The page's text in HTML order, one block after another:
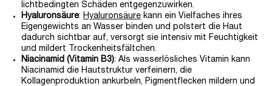
lichtbedingten Schäden entgegenzuwirken.
Hyaluronsäure: Hyaluronsäure kann ein Vielfaches ihres
Eigengewichts an Wasser binden und polstert die Haut
dadurch sichtbar auf, versorgt sie intensiv mit Feuchtigkeit
und mildert Trockenheitsfältchen.
Niacinamid (Vitamin B3): Als wasserlösliches Vitamin kann
Niacinamid die Hautstruktur verfeinern, die
Kollagenproduktion ankurbeln, Pigmentflecken mildern und